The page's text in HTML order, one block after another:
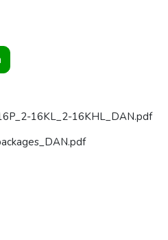
16KL_2-16KHL_DAN.pdf